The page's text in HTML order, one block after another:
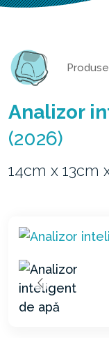
Produse
Analizor
(2026)
14cm x 13cm